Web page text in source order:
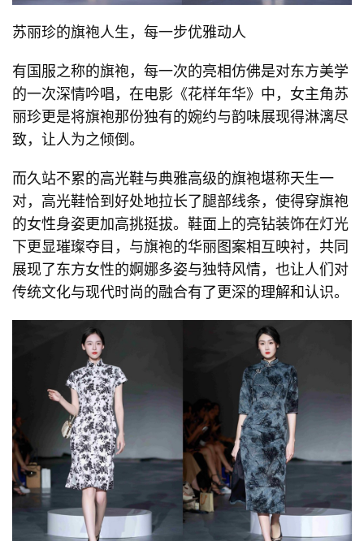
苏丽珍的旗袍人生，每一步优雅动人
有国服之称的旗袍，每一次的亮相仿佛是对东方美学
的一次深情吟唱，在电影《花样年华》中，女主角苏
丽珍更是将旗袍那份独有的婉约与韵味展现得淋漓尽
致，让人为之倾倒。
而久站不累的高光鞋与典雅高级的旗袍堪称天生一
对，高光鞋恰到好处地拉长了腿部线条，使得穿旗袍
的女性身姿更加高挑挺拔。鞋面上的亮钻装饰在灯光
下更显璀璨夺目，与旗袍的华丽图案相互映衬，共同
展现了东方女性的婀娜多姿与独特风情，也让人们对
传统文化与现代时尚的融合有了更深的理解和认识。